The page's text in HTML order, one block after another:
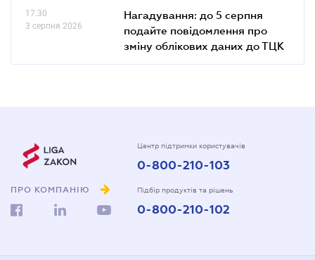
17.30
3 серпня 2026
Нагадування: до 5 серпня
подайте повідомлення про
зміну облікових даних до ТЦК
ПРО КОМПАНІЮ
Центр підтримки користувачів
0-800-210-103
Підбір продуктів та рішень
0-800-210-102